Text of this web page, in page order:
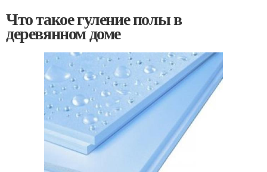
Что такое гуление полы в
деревянном доме